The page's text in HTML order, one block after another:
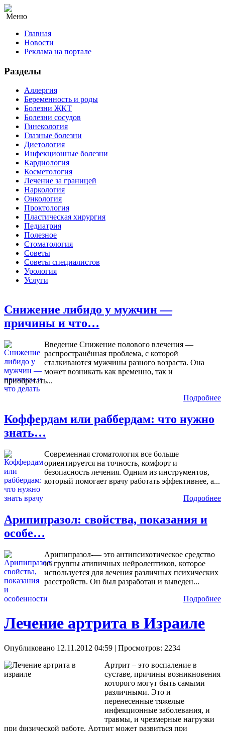
Меню
Главная
Новости
Реклама на портале
Разделы
Аллергия
Беременность и роды
Болезни ЖКТ
Болезни сосудов
Гинекология
Глазные болезни
Диетология
Инфекционные болезни
Кардиология
Косметология
Лечение за границей
Наркология
Онкология
Проктология
Пластическая хирургия
Педиатрия
Полезное
Стоматология
Советы
Советы специалистов
Урология
Услуги
Снижение либидо у мужчин —
причины и что…
Введение Снижение полового влечения —
распространённая проблема, с которой
сталкиваются мужчины разного возраста. Она
может возникать как временно, так и
приобретать...
Подробнее
Коффердам или раббердам: что нужно
знать…
Современная стоматология все больше
ориентируется на точность, комфорт и
безопасность лечения. Одним из инструментов,
который помогает врачу работать эффективнее, а...
Подробнее
Арипипразол: свойства, показания и
особе…
Арипипразол-— это антипсихотическое средство
из группы атипичных нейролептиков, которое
используется для лечения различных психических
расстройств. Он был разработан и выведен...
Подробнее
Лечение артрита в Израиле
Опубликовано 12.11.2012 04:59 | Просмотров: 2234
Артрит – это воспаление в
суставе, причины возникновения
которого могут быть самыми
различными. Это и
перенесенные тяжелые
инфекционные заболевания, и
травмы, и чрезмерные нагрузки
при физической работе. Артрит может развиться при